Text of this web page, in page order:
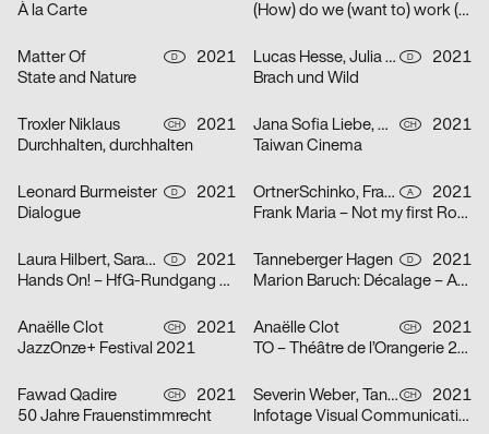
À la Carte
(How) do we (want to) work (together) (as (socially engaged) designers (students and neighbors)) (in neoliberal times)?
Matter Of D
2021
State and Nature
Lucas Hesse, Julia Löffler D
2021
Brach und Wild
Troxler Niklaus CH
2021
Durchhalten, durchhalten
Jana Sofia Liebe, Wetli Tanaka Minami CH
2021
Taiwan Cinema
Leonard Burmeister D
2021
Dialogue
OrtnerSchinko, Frank Maria A
2021
Frank Maria – Not my first Rodeo
Laura Hilbert, Sarah Stendel D
2021
Hands On! – HfG-Rundgang 2021
Tanneberger Hagen D
2021
Marion Baruch: Décalage – Ausstellung in der der HGB Galerie
Anaëlle Clot CH
2021
JazzOnze+ Festival 2021
Anaëlle Clot CH
2021
TO – Théâtre de l’Orangerie 2021
Fawad Qadire CH
2021
50 Jahre Frauenstimmrecht
Severin Weber, Tanja Vogt, Elia Geiger, Ladina Döring, Nicola Canziani CH
2021
Infotage Visual Communication 2021 Zürcher Hochschule der Künste